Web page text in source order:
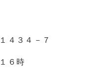
４３４－７
６時